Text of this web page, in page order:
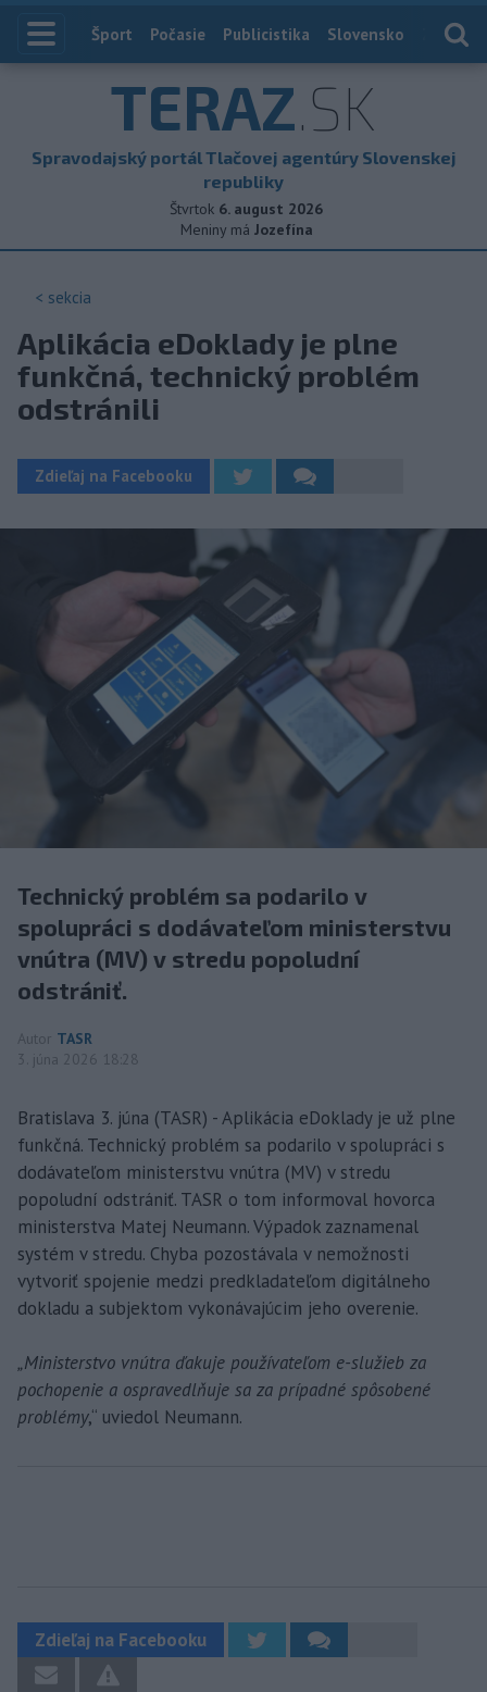
Index
Šport Počasie Publicistika Slovensko
TERAZ.SK
Spravodajský portál Tlačovej agentúry Slovenskej
republiky
Štvrtok 6. august 2026
Meniny má Jozefína
< sekcia
Aplikácia eDoklady je plne
funkčná, technický problém
odstránili
Zdieľaj na Facebooku
Technický problém sa podarilo v
spolupráci s dodávateľom ministerstvu
vnútra (MV) v stredu popoludní
odstrániť.
Autor TASR
3. júna 2026 18:28
Bratislava 3. júna (TASR) - Aplikácia eDoklady je už plne
funkčná. Technický problém sa podarilo v spolupráci s
dodávateľom ministerstvu vnútra (MV) v stredu
popoludní odstrániť. TASR o tom informoval hovorca
ministerstva Matej Neumann. Výpadok zaznamenal
systém v stredu. Chyba pozostávala v nemožnosti
vytvoriť spojenie medzi predkladateľom digitálneho
dokladu a subjektom vykonávajúcim jeho overenie.
„Ministerstvo vnútra ďakuje používateľom e-služieb za
pochopenie a ospravedlňuje sa za prípadné spôsobené
problémy,“ uviedol Neumann.
Zdieľaj na Facebooku